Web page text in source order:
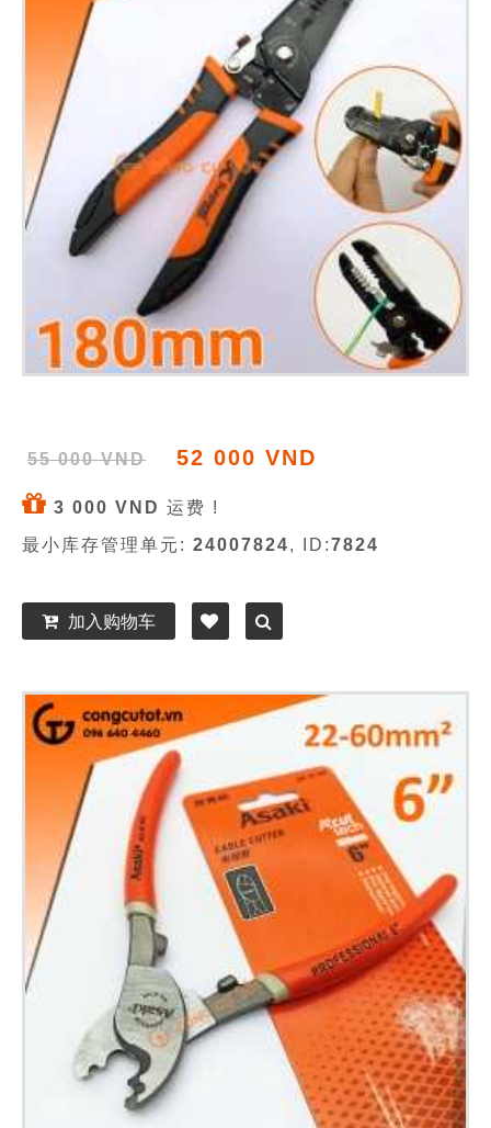
55 000 VND 52 000 VND
3 000 VND 运费 !
最小库存管理单元: 24007824, ID:7824
加入购物车